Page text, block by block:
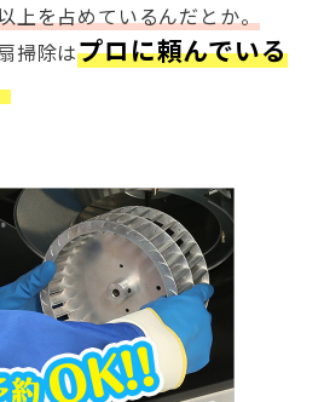
上を占めているんだとか。
掃除はプロに頼んでいる